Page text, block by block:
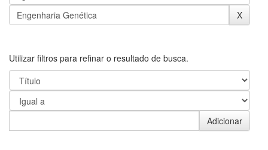
Utilizar filtros para refinar o resultado de busca.